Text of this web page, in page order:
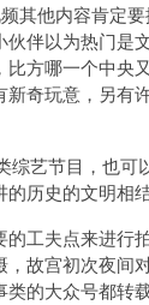
其他内容肯定
伙伴以为热门是
方哪一个中央
新奇玩意，另有
综艺节目，也可
历史的文明相结
的工夫点来进行
故宫初次夜间
类的大众号都转